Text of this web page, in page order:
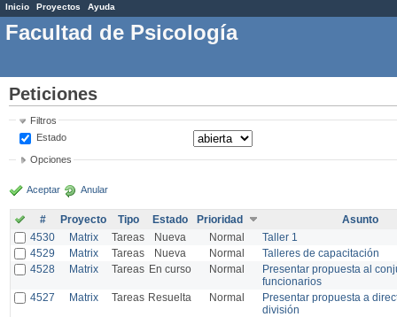
Inicio Proyectos Ayuda
Facultad de Psicología
Peticiones
Filtros
Estado
Opciones
Aceptar Anular
# Proyecto Tipo Estado Prioridad
Asunto
4530
Matrix Tareas Nueva Normal
Taller 1
4529
Matrix Tareas Nueva Normal
Talleres de capacitación
4528
Matrix Tareas En curso Normal
Presentar propuesta al
funcionarios
4527
Matrix Tareas Resuelta Normal
Presentar propuesta a
división